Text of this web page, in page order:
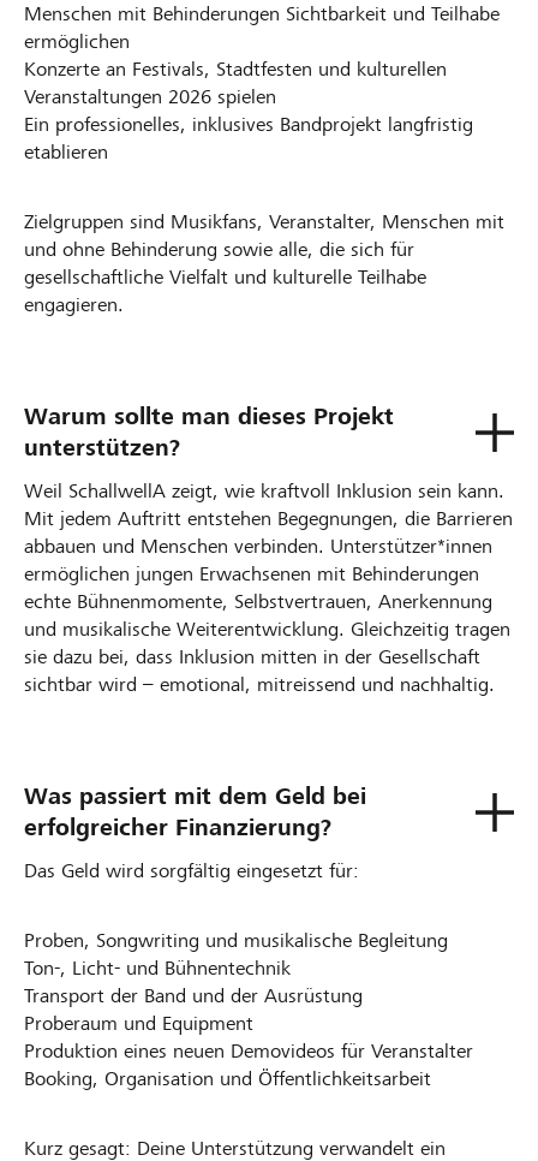
Menschen mit Behinderungen Sichtbarkeit und Teilhabe
ermöglichen
Konzerte an Festivals, Stadtfesten und kulturellen
Veranstaltungen 2026 spielen
Ein professionelles, inklusives Bandprojekt langfristig
etablieren
Zielgruppen sind Musikfans, Veranstalter, Menschen mit
und ohne Behinderung sowie alle, die sich für
gesellschaftliche Vielfalt und kulturelle Teilhabe
engagieren.
Warum sollte man dieses Projekt
unterstützen?
Weil SchallwellA zeigt, wie kraftvoll Inklusion sein kann.
Mit jedem Auftritt entstehen Begegnungen, die Barrieren
abbauen und Menschen verbinden. Unterstützer*innen
ermöglichen jungen Erwachsenen mit Behinderungen
echte Bühnenmomente, Selbstvertrauen, Anerkennung
und musikalische Weiterentwicklung. Gleichzeitig tragen
sie dazu bei, dass Inklusion mitten in der Gesellschaft
sichtbar wird – emotional, mitreissend und nachhaltig.
Was passiert mit dem Geld bei
erfolgreicher Finanzierung?
Das Geld wird sorgfältig eingesetzt für:
Proben, Songwriting und musikalische Begleitung
Ton-, Licht- und Bühnentechnik
Transport der Band und der Ausrüstung
Proberaum und Equipment
Produktion eines neuen Demovideos für Veranstalter
Booking, Organisation und Öffentlichkeitsarbeit
Kurz gesagt: Deine Unterstützung verwandelt ein